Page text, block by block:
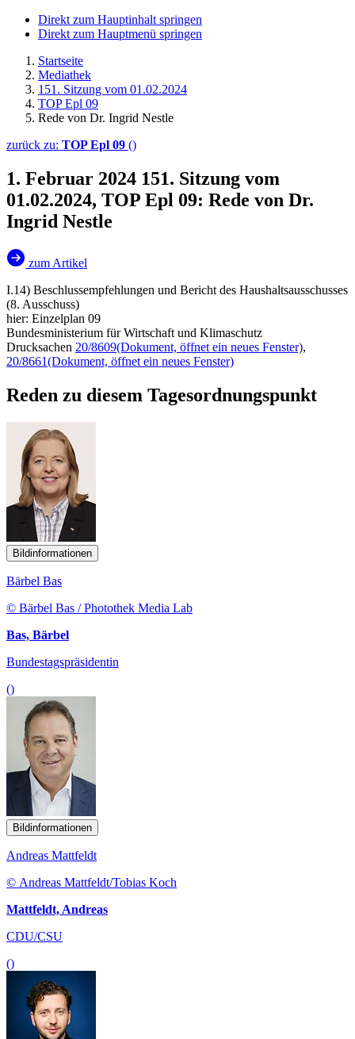
Direkt zum Hauptinhalt springen
Direkt zum Hauptmenü springen
Startseite
Mediathek
151. Sitzung vom 01.02.2024
TOP Epl 09
Rede von Dr. Ingrid Nestle
zurück zu: TOP Epl 09 ()
1. Februar 2024 151. Sitzung vom
01.02.2024, TOP Epl 09: Rede von Dr.
Ingrid Nestle
zum Artikel
I.14) Beschlussempfehlungen und Bericht des Haushaltsausschusses
(8. Ausschuss)
hier: Einzelplan 09
Bundesministerium für Wirtschaft und Klimaschutz
Drucksachen 20/8609(Dokument, öffnet ein neues Fenster),
20/8661(Dokument, öffnet ein neues Fenster)
Reden zu diesem Tagesordnungspunkt
Bildinformationen
Bärbel Bas
© Bärbel Bas / Photothek Media Lab
Bas, Bärbel
Bundestagspräsidentin
()
Bildinformationen
Andreas Mattfeldt
© Andreas Mattfeldt/Tobias Koch
Mattfeldt, Andreas
CDU/CSU
()